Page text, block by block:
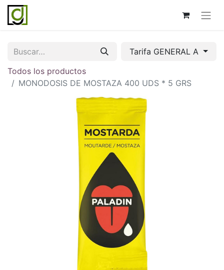
Tarifa GENERAL A
Todos los productos
MONODOSIS DE MOSTAZA 400 UDS * 5 GRS